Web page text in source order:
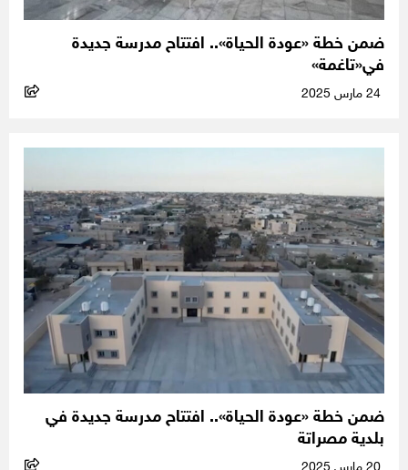
ضمن خطة «عودة الحياة».. افتتاح مدرسة جديدة
في«تاغمة»
ضمن خطة «عودة الحياة».. افتتاح مدرسة جديدة في
بلدية مصراتة